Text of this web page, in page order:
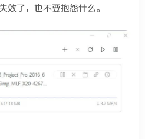
效了，也不要抱怨什么。